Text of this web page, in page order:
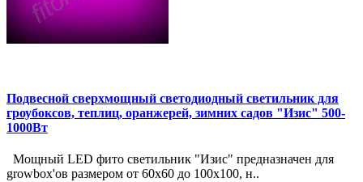
Подвесной сверхмощный светодиодный светильник для
гроубоксов, теплиц, оранжерей, зимних садов "Изис" 500-
1000Вт
Мощный LED фито светильник "Изис" предназначен для
growbox'ов размером от 60х60 до 100х100, н..